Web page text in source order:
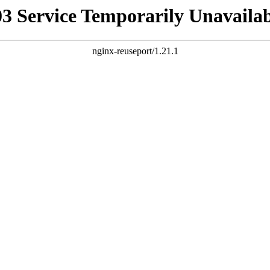
Service Temporarily
nginx-reuseport/1.21.1